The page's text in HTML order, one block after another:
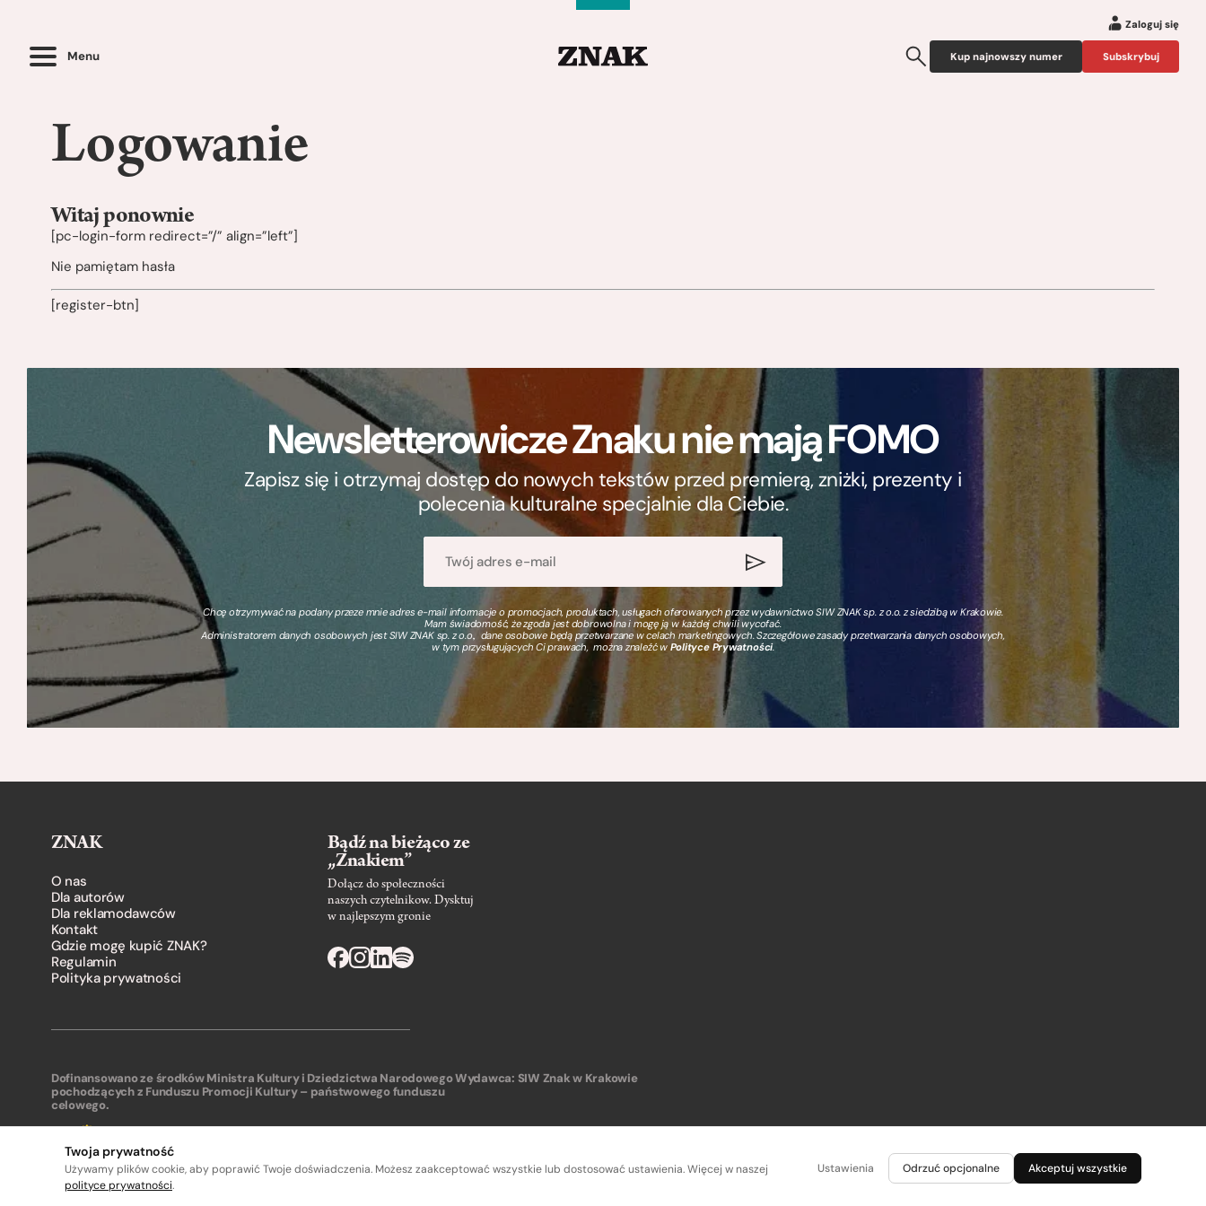
Menu
Zaloguj się
Kup najnowszy numer Subskrybuj
Logowanie
Witaj ponownie
[pc-login-form redirect=”/” align=”left”]
Nie pamiętam hasła
[register-btn]
Newsletterowicze Znaku nie mają FOMO
Zapisz się i otrzymaj dostęp do nowych tekstów przed premierą, zniżki, prezenty i
polecenia kulturalne specjalnie dla Ciebie.
Chcę otrzymywać na podany przeze mnie adres e-mail informacje o promocjach, produktach, usługach oferowanych przez wydawnictwo SIW ZNAK sp. z o.o. z siedzibą w Krakowie.
Mam świadomość, że zgoda jest dobrowolna i mogę ją w każdej chwili wycofać.
Administratorem danych osobowych jest SIW ZNAK sp. z o.o., dane osobowe będą przetwarzane w celach marketingowych. Szczegółowe zasady przetwarzania danych osobowych,
w tym przysługujących Ci prawach, można znaleźć wPolityce Prywatności.
ZNAK
O nas
Dla autorów
Dla reklamodawców
Kontakt
Gdzie mogę kupić ZNAK?
Regulamin
Polityka prywatności
Bądź na bieżąco ze
„Znakiem”
Dołącz do społeczności
naszych czytelnikow. Dysktuj
w najlepszym gronie
Dofinansowano ze środków Ministra Kultury i Dziedzictwa Narodowego
pochodzących z Funduszu Promocji Kultury – państwowego funduszu
celowego.
Wydawca: SIW Znak w Krakowie
Twoja prywatność
Używamy plików cookie, aby poprawić Twoje doświadczenia. Możesz zaakceptować wszystkie lub dostosować ustawienia. Więcej w naszej
polityce prywatności.
Ustawienia Odrzuć opcjonalne Akceptuj wszystkie